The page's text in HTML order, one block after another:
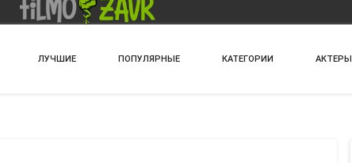
ЛУЧШИЕ ПОПУЛЯРНЫЕ КАТЕГОРИИ АКТЕРЫ